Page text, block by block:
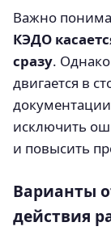
Важно
КЭДО
сразу.
двигается в
документации
исключить
и повысить
Варианты
действия